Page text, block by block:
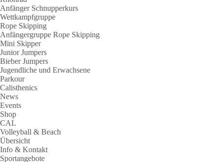
Anfänger Schnupperkurs
Wettkampfgruppe
Rope Skipping
Anfängergruppe Rope Skipping
Mini Skipper
Junior Jumpers
Bieber Jumpers
Jugendliche und Erwachsene
Parkour
Calisthenics
News
Events
Shop
CAL
Volleyball & Beach
Übersicht
Info & Kontakt
Sportangebote